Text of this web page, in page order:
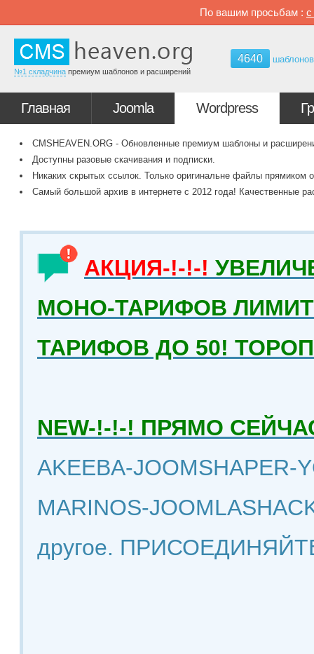
По вашим просьбам : с
№1 складчина премиум шаблонов и расширений
4640 шаблонов
Главная Joomla Wordpress
CMSHEAVEN.ORG - Обновленные премиум шаблоны и
Доступны разовые скачивания и подписки.
Никаких скрытых ссылок. Только оригинальне файлы прямиком
Самый большой архив в интернете с 2012 года! Качественные
АКЦИЯ-!-!-!
МОНО-ТАРИФОВ
ТАРИФОВ ДО 50!
NEW-!-!-! ПРЯМО
AKEEBA-JOOMSHAPER-
MARINOS-
другое.